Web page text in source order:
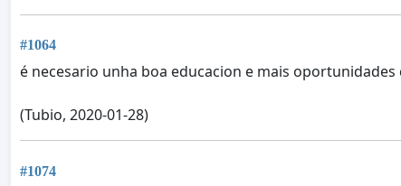
#1064
é necesario unha boa educacion e mais
(Tubio, 2020-01-28)
#1074